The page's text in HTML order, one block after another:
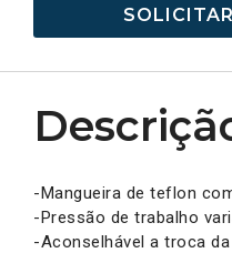
-Mangueira de teflon
-Pressão de trabalho
-Aconselhável a troca